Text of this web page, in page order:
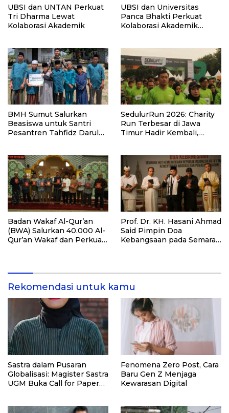
UBSI dan UNTAN Perkuat
Tri Dharma Lewat
Kolaborasi Akademik
UBSI dan Universitas
Panca Bhakti Perkuat
Kolaborasi Akademik
BMH Sumut Salurkan
Beasiswa untuk Santri
Pesantren Tahfidz Darul
SedulurRun 2026: Charity
Run Terbesar di Jawa
Timur Hadir Kembali,
Santri dan Guru Honorer
Badan Wakaf Al-Qur’an
(BWA) Salurkan 40.000 Al-
Qur’an Wakaf dan Perkuat
Prof. Dr. KH. Hasani Ahmad
Said Pimpin Doa
Kebangsaan pada Semarak
Rekomendasi untuk kamu
Sastra dalam Pusaran
Globalisasi: Magister Sastra
UGM Buka Call for Papers
Fenomena Zero Post, Cara
Baru Gen Z Menjaga
Kewarasan Digital